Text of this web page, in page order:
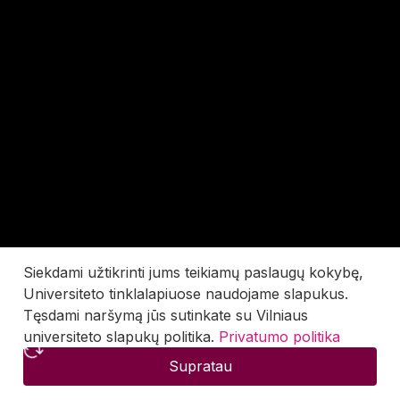
Siekdami užtikrinti jums teikiamų paslaugų kokybę,
Universiteto tinklalapiuose naudojame slapukus.
Tęsdami naršymą jūs sutinkate su Vilniaus
universiteto slapukų politika. Privatumo politika
Supratau